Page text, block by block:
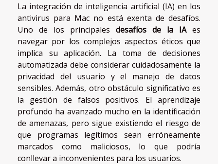
La integración de inteligencia artificial (IA) en los
antivirus para Mac no está exenta de desafíos.
Uno de los principales desafíos de la IAes
navegar por los complejos aspectos éticos que
implica su aplicación. La toma de decisiones
automatizada debe considerar cuidadosamente la
privacidad del usuario y el manejo de datos
sensibles. Además, otro obstáculo significativo es
la gestión de falsos positivos. El aprendizaje
profundo ha avanzado mucho en la identificación
de amenazas, pero sigue existiendo el riesgo de
que programas legítimos sean erróneamente
marcados como maliciosos, lo que podría
conllevar a inconvenientes para los usuarios.